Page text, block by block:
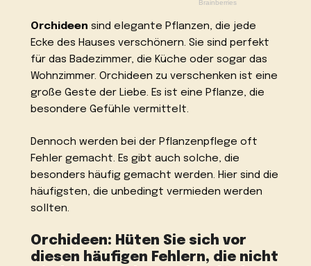
Orchideen sind elegante Pflanzen, die jede
Ecke des Hauses verschönern. Sie sind perfekt
für das Badezimmer, die Küche oder sogar das
Wohnzimmer. Orchideen zu verschenken ist eine
große Geste der Liebe. Es ist eine Pflanze, die
besondere Gefühle vermittelt.
Dennoch werden bei der Pflanzenpflege oft
Fehler gemacht. Es gibt auch solche, die
besonders häufig gemacht werden. Hier sind die
häufigsten, die unbedingt vermieden werden
sollten.
Orchideen: Hüten Sie sich vor
diesen häufigen Fehlern, die nicht